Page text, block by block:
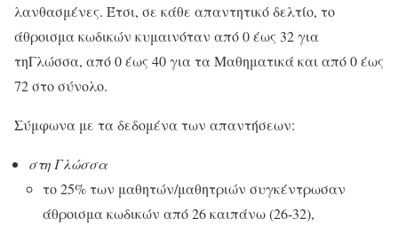
λανθασμένες. Έτσι, σε κάθε απαντητικό δελτίο, το
άθροισμα κωδικών κυμαινόταν από 0 έως 32 για
τηΓλώσσα, από 0 έως 40 για τα Μαθηματικά και από 0 έως
72 στο σύνολο.
Σύμφωνα με τα δεδομένα των απαντήσεων:
στη Γλώσσα
το 25% των μαθητών/μαθητριών συγκέντρωσαν
άθροισμα κωδικών από 26 καιπάνω (26-32),